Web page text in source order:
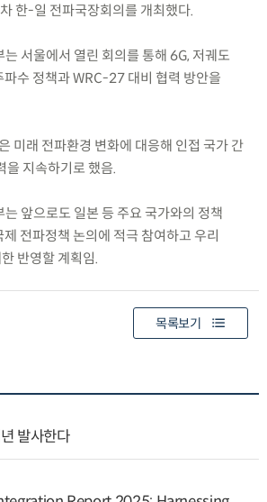
한-일 전파국장회의를 개최했다.
서울에서 열린 회의를 통해 6G, 저궤도
파수 정책과 WRC-27 대비 협력 방안을
미래 전파환경 변화에 대응해 인접 국가 간
을 지속하기로 했음.
앞으로도 일본 등 주요 국가와의 정책
전파정책 논의에 적극 참여하고 우리
반영할 계획임.
목록보기
발사한다